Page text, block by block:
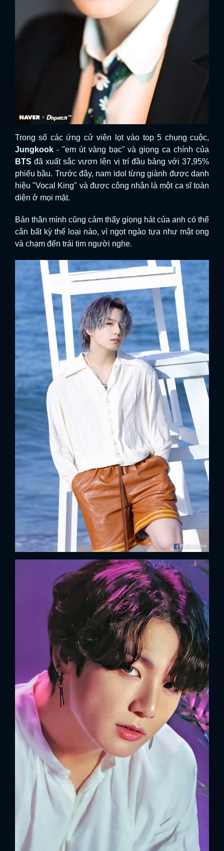
Trong số các ứng cử viên lọt vào top 5 chung cuộc,
Jungkook - "em út vàng bạc" và giọng ca chính của
BTS đã xuất sắc vươn lên vị trí đầu bảng với 37,95%
phiếu bầu. Trước đây, nam idol từng giành được danh
hiệu "Vocal King" và được công nhận là một ca sĩ toàn
diện ở mọi mặt.
Bản thân mình cũng cảm thấy giọng hát của anh có thể
cân bất kỳ thể loại nào, vì ngọt ngào tựa như mật ong
và chạm đến trái tim người nghe.